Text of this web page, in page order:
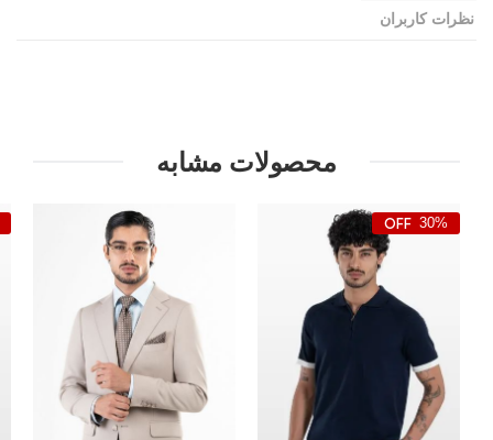
نظرات کاربران
محصولات مشابه
30%